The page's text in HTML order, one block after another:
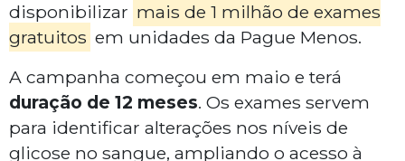
disponibilizar mais de 1 milhão de exames
gratuitos em unidades da Pague Menos.
A campanha começou em maio e terá
duração de 12 meses. Os exames servem
para identificar alterações nos níveis de
glicose no sangue, ampliando o acesso à